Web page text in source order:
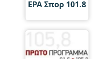
ΕΡΑ Σπορ 101.8